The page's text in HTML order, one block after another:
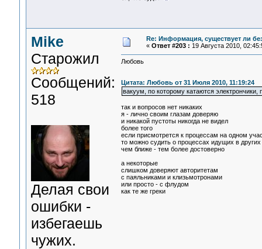
Mike
Старожил
Сообщений:
518
Делая свои
ошибки -
избегаешь
чужих.
Re: Информация, существует ли
« Ответ #203 : 19 Августа 2010,
Любовь
Цитата: Любовь от 31 Июля 2010, 11:19:24
вакуум, по которому катаются
так и вопросов нет никаких
я - лично своим глазам доверяю
и никакой пустоты никогда не видел
более того
если присмотрется к процессам на одном
то можно судить о процессах идущих в других
чем ближе - тем более достоверно
а некоторые
слишком доверяют авторитетам
с паяльниками и клизьмотронами
или просто - с флудом
как те же греки